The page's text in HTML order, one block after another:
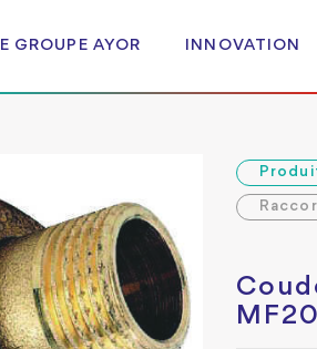
GROUPE AYOR INNOVATION